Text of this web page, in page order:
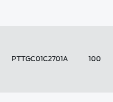
PTTGC01C2701A 100